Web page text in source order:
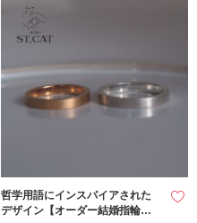
哲学用語にインスパイアされた
デザイン【オーダー結婚指輪】Id